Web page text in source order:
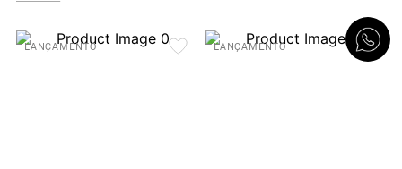
LANÇAMENTO LANÇAMENTO